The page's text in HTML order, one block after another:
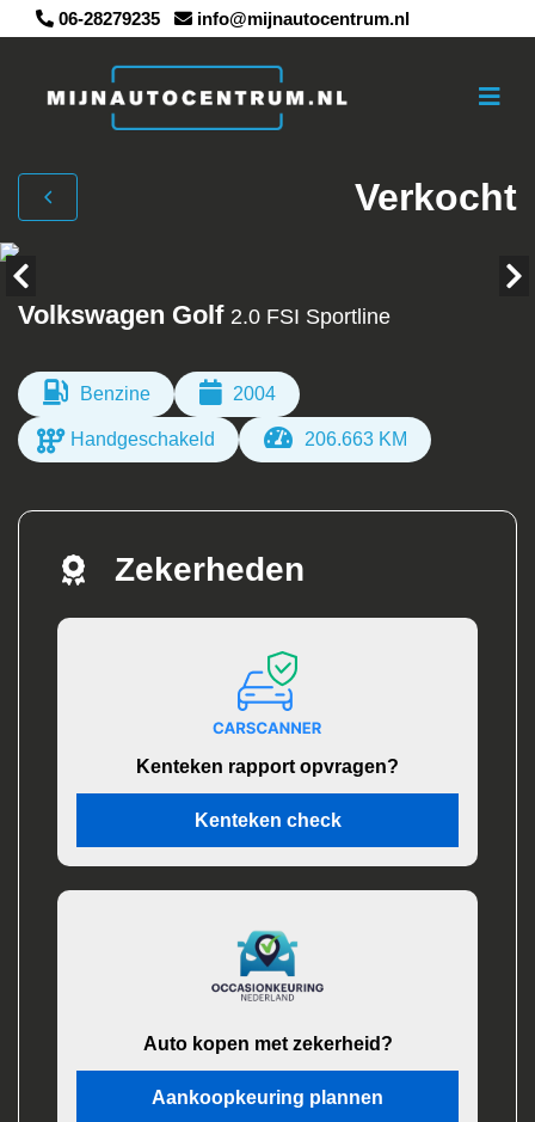
06-28279235 info@mijnautocentrum.nl
Verkocht
Volkswagen Golf 2.0 FSI Sportline
Benzine 2004
Handgeschakeld 206.663 KM
Zekerheden
Kenteken rapport opvragen?
Kenteken check
Auto kopen met zekerheid?
Aankoopkeuring plannen